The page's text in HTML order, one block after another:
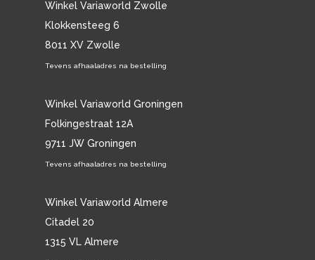
Winkel Variaworld Zwolle
Klokkensteeg 6
8011 XV Zwolle
Tevens afhaaladres na bestelling
Winkel Variaworld Groningen
Folkingestraat 12A
9711 JW Groningen
Tevens afhaaladres na bestelling
Winkel Variaworld Almere
Citadel 20
1315 VL Almere